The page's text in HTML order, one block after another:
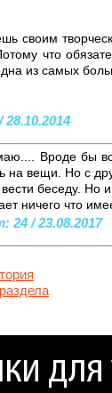
своим
что
из самых
Вроде бы
на вещи. Но с
беседу. Но
ничего что
24 / 23.08.2017